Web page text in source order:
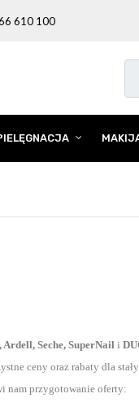
610 100
Ardell, Seche, SuperNail i
ceny oraz rabaty dla
nam przygotowanie oferty: